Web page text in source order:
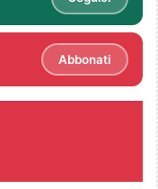
Abbonati